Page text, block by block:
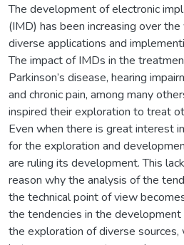
The development of electronic
(IMD) has been increasing over
diverse applications and
The impact of IMDs in the
Parkinson’s disease, hearing
and chronic pain, among many
inspired their exploration to treat
Even when there is great interest
for the exploration and
are ruling its development. This
reason why the analysis of the
the technical point of view
the tendencies in the
the exploration of diverse sources,